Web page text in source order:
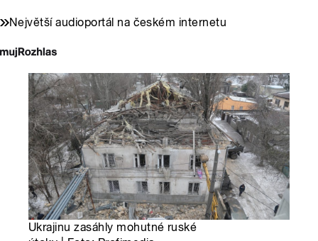
Největší audioportál na českém internetu
Ukrajinu zasáhly mohutné ruské